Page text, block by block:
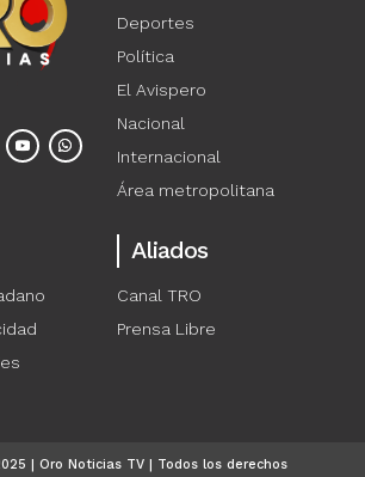
Deportes
Política
El Avispero
Nacional
Internacional
Área metropolitana
Aliados
Canal TRO
Prensa Libre
| Oro Noticias TV | Todos los derechos